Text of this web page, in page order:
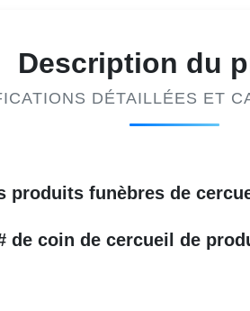
Description du
DÉTAILLÉES ET
produits funèbres de
coin de cercueil de